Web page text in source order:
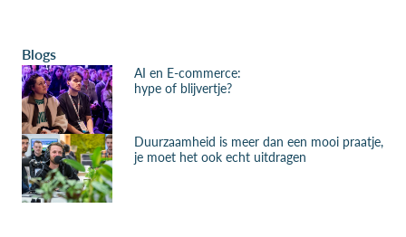
Blogs
AI en E-commerce:
hype of blijvertje?
Duurzaamheid is meer dan een mooi praatje,
je moet het ook echt uitdragen